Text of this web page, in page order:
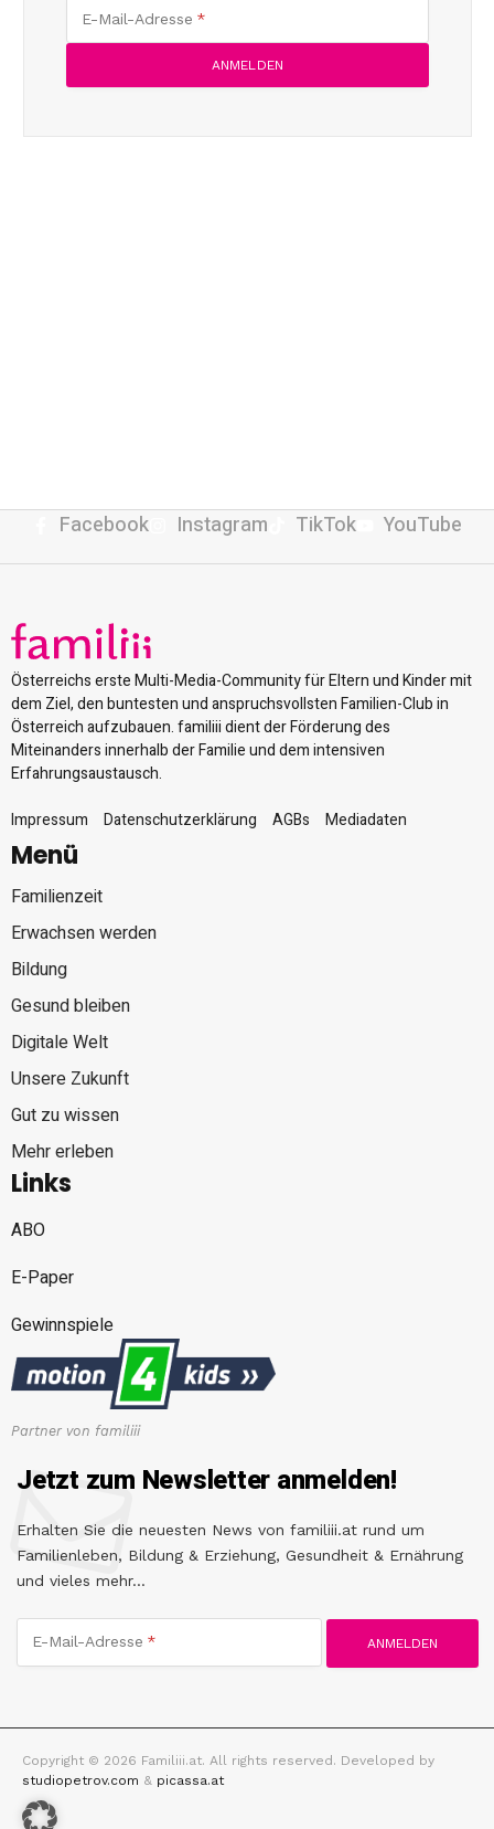
E-Mail-Adresse
Facebook Instagram TikTok YouTube
Österreichs erste Multi-Media-Community für Eltern und Kinder mit
dem Ziel, den buntesten und anspruchsvollsten Familien-Club in
Österreich aufzubauen. familiii dient der Förderung des
Miteinanders innerhalb der Familie und dem intensiven
Erfahrungsaustausch.
Impressum
Datenschutzerklärung AGBs Mediadaten
Menü
Familienzeit
Erwachsen werden
Bildung
Gesund bleiben
Digitale Welt
Unsere Zukunft
Gut zu wissen
Mehr erleben
Links
ABO
E-Paper
Gewinnspiele
Partner von familiii
Jetzt zum Newsletter anmelden!
Erhalten Sie die neuesten News von familiii.at rund um
Familienleben, Bildung & Erziehung, Gesundheit & Ernährung
und vieles mehr...
E-Mail-Adresse
Copyright © 2026 Familiii.at. All rights reserved. Developed by
studiopetrov.com & picassa.at